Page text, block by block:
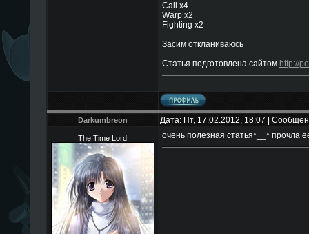
Call x4
Warp x2
Fighting x2
Засим откланиваюсь
Статья подготовлена сайтом http://
Darkumbreon Дата: Пт, 17.02.2012, 18:07 |
The Time Lord очень полезная статья*__* прочла